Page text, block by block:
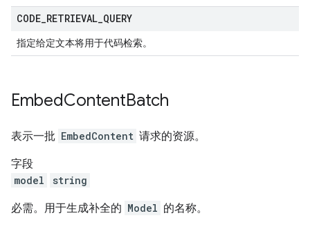
CODE RETRIEVAL QUERY
指定给定文本将用于代码检索。
EmbedContentBatch
表示一批 EmbedContent 请求的资源。
字段
model
string
必需。用于生成补全的 Model 的名称。